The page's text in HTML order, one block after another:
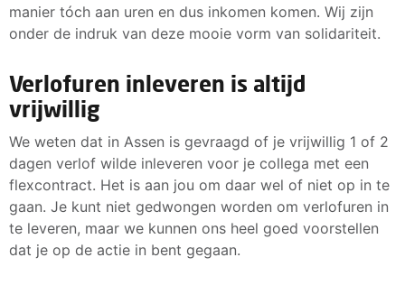
manier tóch aan uren en dus inkomen komen. Wij zijn
onder de indruk van deze mooie vorm van solidariteit.
Verlofuren inleveren is altijd
vrijwillig
We weten dat in Assen is gevraagd of je vrijwillig 1 of 2
dagen verlof wilde inleveren voor je collega met een
flexcontract. Het is aan jou om daar wel of niet op in te
gaan. Je kunt niet gedwongen worden om verlofuren in
te leveren, maar we kunnen ons heel goed voorstellen
dat je op de actie in bent gegaan.